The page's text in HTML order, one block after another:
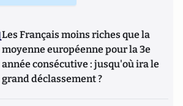
Les Français moins riches que la
moyenne européenne pour la 3e
année consécutive : jusqu'où ira le
grand déclassement ?